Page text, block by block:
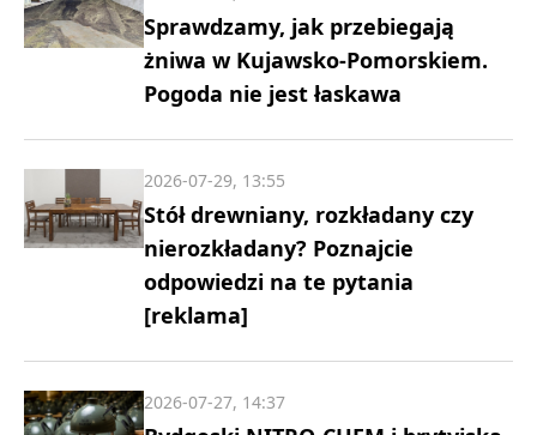
Sprawdzamy, jak przebiegają
żniwa w Kujawsko-Pomorskiem.
Pogoda nie jest łaskawa
Stół drewniany, rozkładany czy
nierozkładany? Poznajcie
odpowiedzi na te pytania
[reklama]
2026-07-29, 13:55
2026-07-27, 14:37